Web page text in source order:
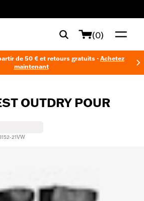
(0)
de 50 € et retours gratuits - Achetez
maintenant
OUTDRY POUR
21VW